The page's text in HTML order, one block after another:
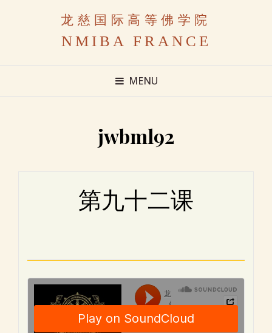
龙慈国际高等佛学院
NMIBA FRANCE
MENU
jwbml92
第九十二课